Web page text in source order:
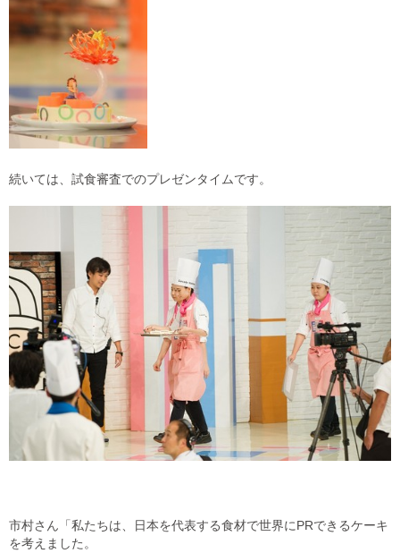
続いては、試食審査でのプレゼンタイムです。
市村さん「私たちは、日本を代表する食材で世界にPRできるケーキ
を考えました。